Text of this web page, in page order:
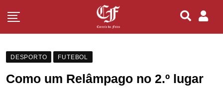
DESPORTO FUTEBOL
Como um Relâmpago no 2.º lugar